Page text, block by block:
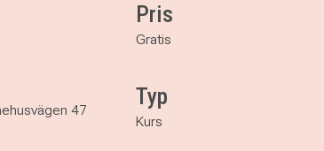
47
Pris
Gratis
Typ
Kurs